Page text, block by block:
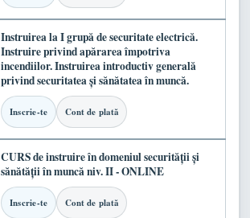
Instruirea la I grupă de securitate electrică.
Instruire privind apărarea împotriva
incendiilor. Instruirea introductiv generală
privind securitatea și sănătatea în muncă.
Inscrie-te Cont de plată
CURS de instruire în domeniul securității și
sănătății în muncă niv. II - ONLINE
Inscrie-te Cont de plată